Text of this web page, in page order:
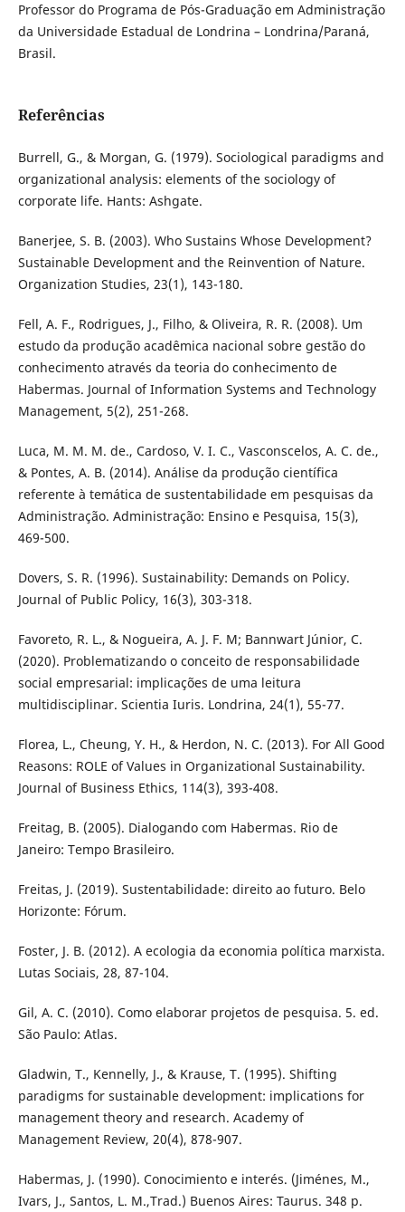
Professor do Programa de Pós-Graduação em Administração
da Universidade Estadual de Londrina – Londrina/Paraná,
Brasil.
Referências
Burrell, G., & Morgan, G. (1979). Sociological paradigms and
organizational analysis: elements of the sociology of
corporate life. Hants: Ashgate.
Banerjee, S. B. (2003). Who Sustains Whose Development?
Sustainable Development and the Reinvention of Nature.
Organization Studies, 23(1), 143-180.
Fell, A. F., Rodrigues, J., Filho, & Oliveira, R. R. (2008). Um
estudo da produção acadêmica nacional sobre gestão do
conhecimento através da teoria do conhecimento de
Habermas. Journal of Information Systems and Technology
Management, 5(2), 251-268.
Luca, M. M. M. de., Cardoso, V. I. C., Vasconscelos, A. C. de.,
& Pontes, A. B. (2014). Análise da produção científica
referente à temática de sustentabilidade em pesquisas da
Administração. Administração: Ensino e Pesquisa, 15(3),
469-500.
Dovers, S. R. (1996). Sustainability: Demands on Policy.
Journal of Public Policy, 16(3), 303-318.
Favoreto, R. L., & Nogueira, A. J. F. M; Bannwart Júnior, C.
(2020). Problematizando o conceito de responsabilidade
social empresarial: implicações de uma leitura
multidisciplinar. Scientia Iuris. Londrina, 24(1), 55-77.
Florea, L., Cheung, Y. H., & Herdon, N. C. (2013). For All Good
Reasons: ROLE of Values in Organizational Sustainability.
Journal of Business Ethics, 114(3), 393-408.
Freitag, B. (2005). Dialogando com Habermas. Rio de
Janeiro: Tempo Brasileiro.
Freitas, J. (2019). Sustentabilidade: direito ao futuro. Belo
Horizonte: Fórum.
Foster, J. B. (2012). A ecologia da economia política marxista.
Lutas Sociais, 28, 87-104.
Gil, A. C. (2010). Como elaborar projetos de pesquisa. 5. ed.
São Paulo: Atlas.
Gladwin, T., Kennelly, J., & Krause, T. (1995). Shifting
paradigms for sustainable development: implications for
management theory and research. Academy of
Management Review, 20(4), 878-907.
Habermas, J. (1990). Conocimiento e interés. (Jiménes, M.,
Ivars, J., Santos, L. M.,Trad.) Buenos Aires: Taurus. 348 p.